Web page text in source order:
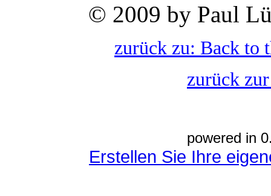
© 2009 by Paul
zurück zu: Back to
zurück
powered in
Erstellen Sie Ihre